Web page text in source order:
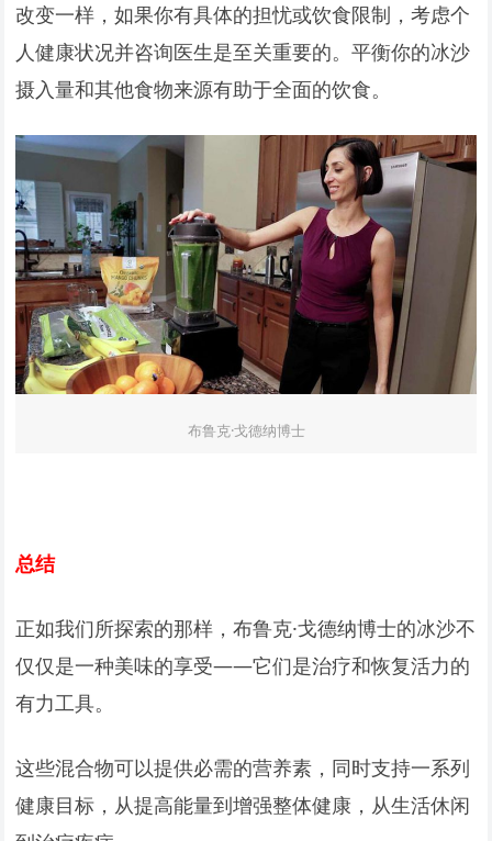
改变一样，如果你有具体的担忧或饮食限制，考虑个
人健康状况并咨询医生是至关重要的。平衡你的冰沙
摄入量和其他食物来源有助于全面的饮食。
布鲁克·戈德纳博士
总结
正如我们所探索的那样，布鲁克·戈德纳博士的冰沙不
仅仅是一种美味的享受——它们是治疗和恢复活力的
有力工具。
这些混合物可以提供必需的营养素，同时支持一系列
健康目标，从提高能量到增强整体健康，从生活休闲